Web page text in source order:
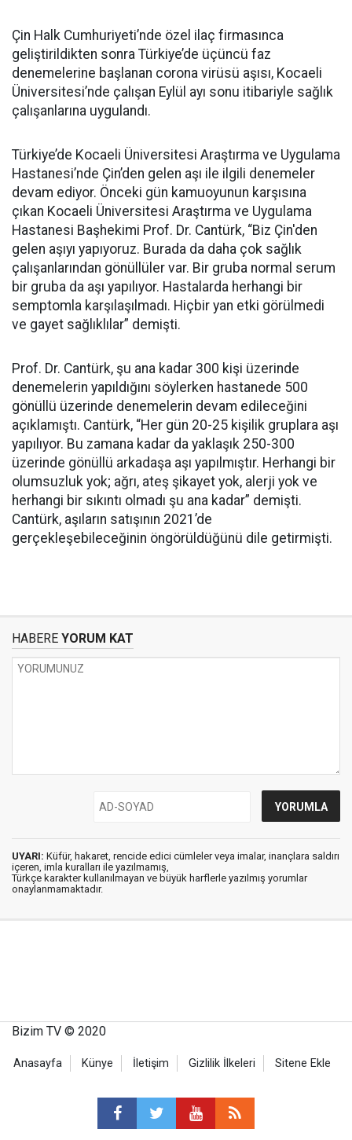
Çin Halk Cumhuriyeti’nde özel ilaç firmasınca
geliştirildikten sonra Türkiye’de üçüncü faz
denemelerine başlanan corona virüsü aşısı, Kocaeli
Üniversitesi’nde çalışan Eylül ayı sonu itibariyle sağlık
çalışanlarına uygulandı.
Türkiye’de Kocaeli Üniversitesi Araştırma ve Uygulama
Hastanesi’nde Çin’den gelen aşı ile ilgili denemeler
devam ediyor. Önceki gün kamuoyunun karşısına
çıkan Kocaeli Üniversitesi Araştırma ve Uygulama
Hastanesi Başhekimi Prof. Dr. Cantürk, “Biz Çin'den
gelen aşıyı yapıyoruz. Burada da daha çok sağlık
çalışanlarından gönüllüler var. Bir gruba normal serum
bir gruba da aşı yapılıyor. Hastalarda herhangi bir
semptomla karşılaşılmadı. Hiçbir yan etki görülmedi
ve gayet sağlıklılar” demişti.
Prof. Dr. Cantürk, şu ana kadar 300 kişi üzerinde
denemelerin yapıldığını söylerken hastanede 500
gönüllü üzerinde denemelerin devam edileceğini
açıklamıştı. Cantürk, “Her gün 20-25 kişilik gruplara aşı
yapılıyor. Bu zamana kadar da yaklaşık 250-300
üzerinde gönüllü arkadaşa aşı yapılmıştır. Herhangi bir
olumsuzluk yok; ağrı, ateş şikayet yok, alerji yok ve
herhangi bir sıkıntı olmadı şu ana kadar” demişti.
Cantürk, aşıların satışının 2021’de
gerçekleşebileceğinin öngörüldüğünü dile getirmişti.
HABERE YORUM KAT
UYARI: Küfür, hakaret, rencide edici cümleler veya imalar, inançlara saldırı
içeren, imla kuralları ile yazılmamış,
Türkçe karakter kullanılmayan ve büyük harflerle yazılmış yorumlar
onaylanmamaktadır.
Bizim TV © 2020
Anasayfa Künye İletişim Gizlilik İlkeleri Sitene Ekle